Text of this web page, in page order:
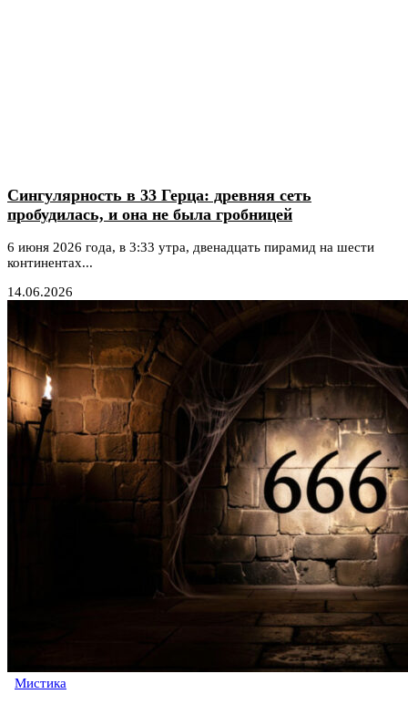
Сингулярность в 33 Герца: древняя сеть
пробудилась, и она не была гробницей
6 июня 2026 года, в 3:33 утра, двенадцать пирамид на шести
континентах...
14.06.2026
Мистика